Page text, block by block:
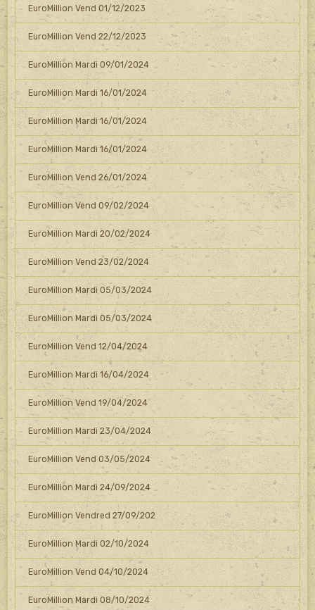
EuroMillion Vend 01/12/2023
EuroMillion Vend 22/12/2023
EuroMillion Mardi 09/01/2024
EuroMillion Mardi 16/01/2024
EuroMillion Mardi 16/01/2024
EuroMillion Mardi 16/01/2024
EuroMillion Vend 26/01/2024
EuroMillion Vend 09/02/2024
EuroMillion Mardi 20/02/2024
EuroMillion Vend 23/02/2024
EuroMillion Mardi 05/03/2024
EuroMillion Mardi 05/03/2024
EuroMillion Vend 12/04/2024
EuroMillion Mardi 16/04/2024
EuroMillion Vend 19/04/2024
EuroMillion Mardi 23/04/2024
EuroMillion Vend 03/05/2024
EuroMillion Mardi 24/09/2024
EuroMillion Vendred 27/09/202
EuroMillion Mardi 02/10/2024
EuroMillion Vend 04/10/2024
EuroMillion Mardi 08/10/2024